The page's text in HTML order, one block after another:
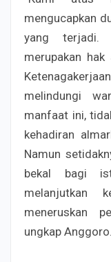
mengucapkan
yang terjadi.
merupakan
melindungi
manfaat ini,
kehadiran
Namun
bekal bagi
melanjutkan
meneruskan
ungkap Anggoro.